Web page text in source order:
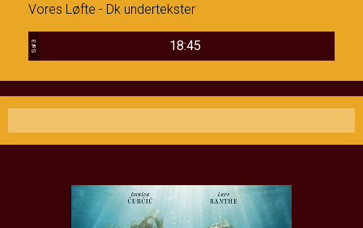
Vores Løfte - Dk undertekster
Sal 3 18:45